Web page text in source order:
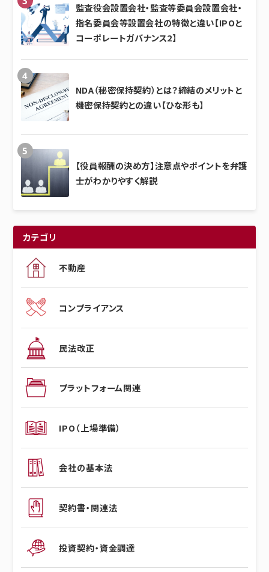
監査役会設置会社・監査等委員会設置会社・
指名委員会等設置会社の特徴と違い【IPOと
コーポレートガバナンス2】
NDA（秘密保持契約）とは？締結のメリットと
機密保持契約との違い【ひな形も】
【役員報酬の決め方】注意点やポイントを弁護
士がわかりやすく解説
カテゴリ
不動産
コンプライアンス
民法改正
プラットフォーム関連
IPO（上場準備）
会社の基本法
契約書・関連法
投資契約・資金調達